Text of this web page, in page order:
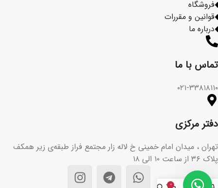
تماس با ما​
۰۲۱-۳۳۸۱۸۱۱۰
دفتر مرکزی
تهران ، میدان امام خمینی خ لاله زار مجتمع فراز طبقه‌ی زیر همکف
پلاک ۳۶ از ساعت ۱۰ الی ۱۸
فروشگاه
قوانین و مقررات
درباره ما
۰